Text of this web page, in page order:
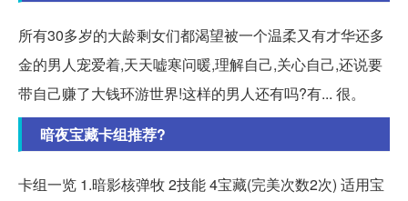
所有30多岁的大龄剩女们都渴望被一个温柔又有才华还多
金的男人宠爱着,天天嘘寒问暖,理解自己,关心自己,还说要
带自己赚了大钱环游世界!这样的男人还有吗?有... 很。
暗夜宝藏卡组推荐?
卡组一览 1.暗影核弹牧 2技能 4宝藏(完美次数2次) 适用宝